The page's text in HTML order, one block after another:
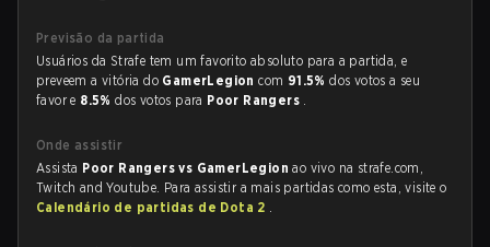
Previsão da partida
Usuários da Strafe tem um favorito absoluto para a partida, e
preveem a vitória do GamerLegioncom 91.5%dos votos a seu
favor e 8.5%dos votos para Poor Rangers .
Onde assistir
Assista Poor Rangers vs GamerLegionao vivo na strafe.com,
Twitch and Youtube. Para assistir a mais partidas como esta, visite o
Calendário de partidas de Dota 2 .